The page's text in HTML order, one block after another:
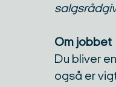
Om jobbet
Du bliver
også er